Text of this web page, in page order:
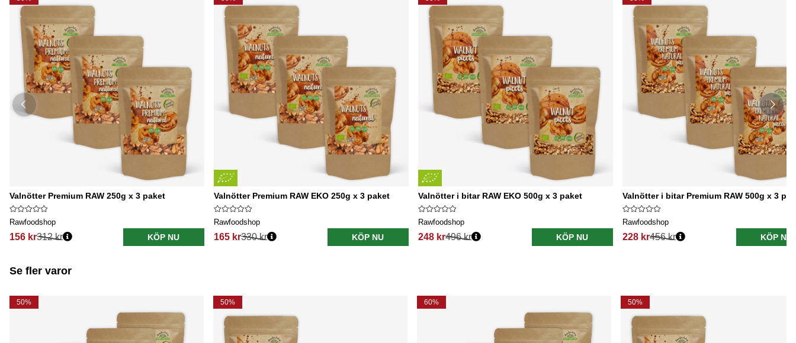
Valnötter Premium RAW 250g x 3 paket
Rawfoodshop
156 kr312 kr KÖP NU
Valnötter Premium RAW EKO 250g x 3 paket
Rawfoodshop
165 kr330 kr KÖP NU
Valnötter i bitar RAW EKO 500g x 3 paket
Rawfoodshop
248 kr496 kr KÖP NU
Valnötter i bitar Premium RAW 500g x 3
Rawfoodshop
228 kr456 kr KÖP NU
Se fler varor
50% 50% 60% 50%